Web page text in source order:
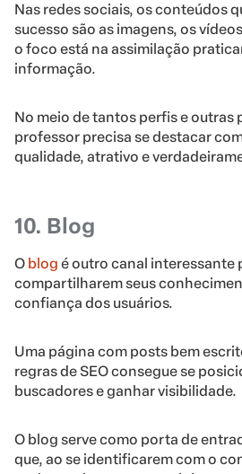
Nas redes sociais, os conteúdos
sucesso são as imagens, os
o foco está na assimilação
informação.
No meio de tantos perfis e outras
professor precisa se destacar
qualidade, atrativo e
10. Blog
O blog é outro canal interessante
compartilharem seus
confiança dos usuários.
Uma página com posts bem
regras de SEO consegue se
buscadores e ganhar visibilidade.
O blog serve como porta de
que, ao se identificarem com o